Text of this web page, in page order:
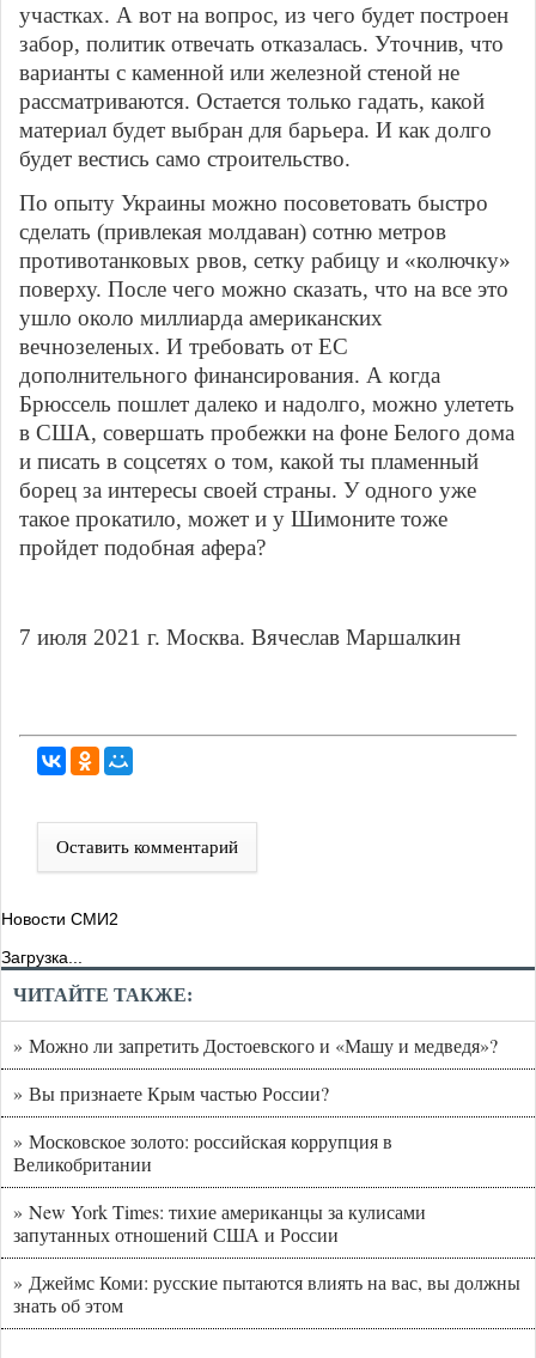
участках. А вот на вопрос, из чего будет построен
забор, политик отвечать отказалась. Уточнив, что
варианты с каменной или железной стеной не
рассматриваются. Остается только гадать, какой
материал будет выбран для барьера. И как долго
будет вестись само строительство.
По опыту Украины можно посоветовать быстро
сделать (привлекая молдаван) сотню метров
противотанковых рвов, сетку рабицу и «колючку»
поверху. После чего можно сказать, что на все это
ушло около миллиарда американских
вечнозеленых. И требовать от ЕС
дополнительного финансирования. А когда
Брюссель пошлет далеко и надолго, можно улететь
в США, совершать пробежки на фоне Белого дома
и писать в соцсетях о том, какой ты пламенный
борец за интересы своей страны. У одного уже
такое прокатило, может и у Шимоните тоже
пройдет подобная афера?
7 июля 2021 г. Москва. Вячеслав Маршалкин
Оставить комментарий
Новости СМИ2
Загрузка...
ЧИТАЙТЕ ТАКЖЕ:
» Можно ли запретить Достоевского и «Машу и медведя»?
» Вы признаете Крым частью России?
» Московское золото: российская коррупция в
Великобритании
» New York Times: тихие американцы за кулисами
запутанных отношений США и России
» Джеймс Коми: русские пытаются влиять на вас, вы должны
знать об этом